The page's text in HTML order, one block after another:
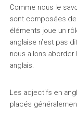
Comme nous le
sont composées
éléments joue un
anglaise n’est pas
nous allons aborder
anglais.
Les adjectifs en
placés